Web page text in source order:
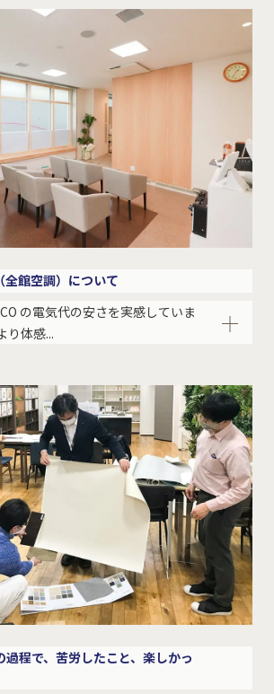
全館空調）について
の電気代の安さを実感していま
り体感...
過程で、苦労したこと、楽しかっ